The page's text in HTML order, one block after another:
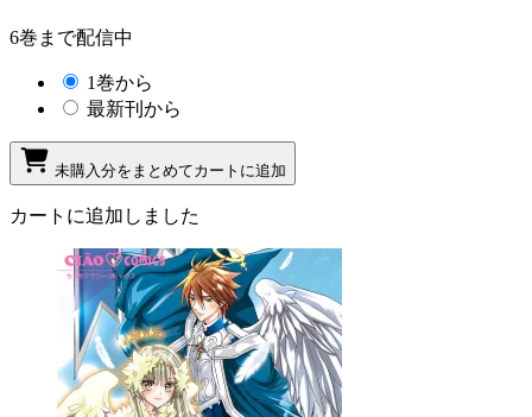
6巻まで配信中
1巻から
最新刊から
未購入分をまとめてカートに追加
カートに追加しました